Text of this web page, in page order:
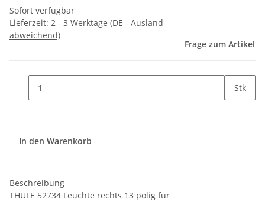
Sofort verfügbar
Lieferzeit: 2 - 3 Werktage (DE - Ausland
abweichend)
Frage zum Artikel
Stk
In den Warenkorb
Beschreibung
THULE 52734 Leuchte rechts 13 polig für